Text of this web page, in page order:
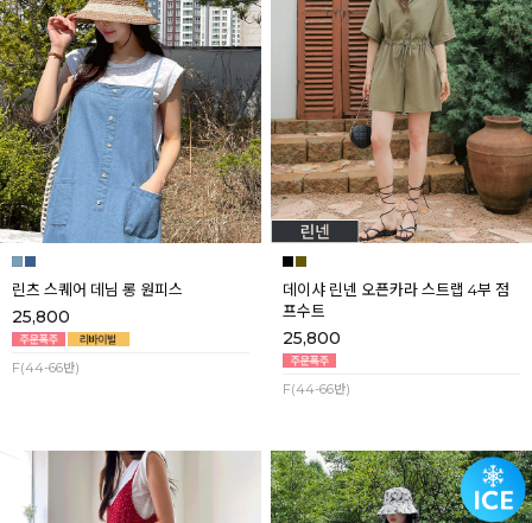
린츠 스퀘어 데님 롱 원피스
25,800
F(44-66반)
데이샤 린넨 오픈카라 스트랩 4부 점
프수트
25,800
F(44-66반)